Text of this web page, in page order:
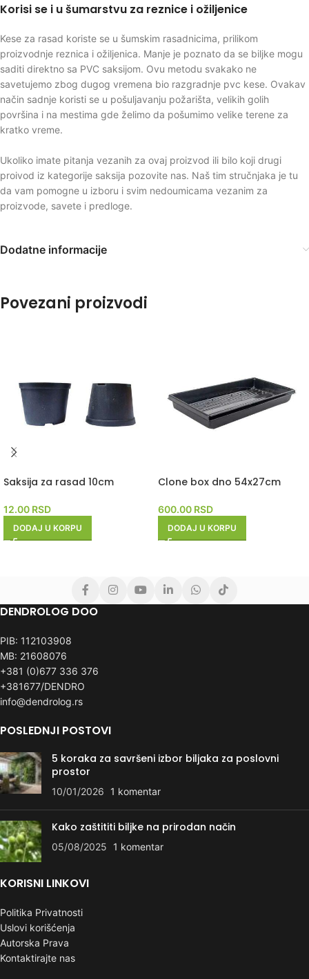
Korisi se i u šumarstvu za reznice i ožiljenice
Kese za rasad koriste se u šumskim rasadnicima, prilikom
proizvodnje reznica i ožiljenica. Manje je poznato da se biljke mogu
saditi direktno sa PVC saksijom. Ovu metodu svakako ne
savetujemo zbog dugog vremena bio razgradnje pvc kese. Ovakav
način sadnje koristi se u pošuljavanju požarišta, velikih golih
površina i na mestima gde želimo da pošumimo velike terene za
kratko vreme.
Ukoliko imate pitanja vezanih za ovaj proizvod ili bilo koji drugi
proivod iz kategorije saksija pozovite nas. Naš tim stručnjaka je tu
da vam pomogne u izboru i svim nedoumicama vezanim za
proizvode, savete i predloge.
Dodatne informacije
Povezani proizvodi
Saksija za rasad 10cm
12.00 RSD
DODAJ U KORPU
Clone box dno 54x27cm
600.00 RSD
DODAJ U KORPU
DENDROLOG DOO
PIB: 112103908
MB: 21608076
+381 (0)677 336 376
+381677/DENDRO
info@dendrolog.rs
POSLEDNJI POSTOVI
5 koraka za savršeni izbor biljaka za poslovni
prostor
10/01/2026 1 komentar
Kako zaštititi biljke na prirodan način
05/08/2025 1 komentar
KORISNI LINKOVI
Politika Privatnosti
Uslovi korišćenja
Autorska Prava
Kontaktirajte nas